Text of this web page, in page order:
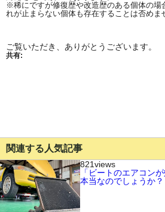
※稀にですが修復歴や改造歴のある個体の場
れが止まらない個体も存在することは否めま
ご覧いただき、ありがとうございます。
共有:
関連する人気記事
821views
「ビートのエアコン
本当なのでしょうか？